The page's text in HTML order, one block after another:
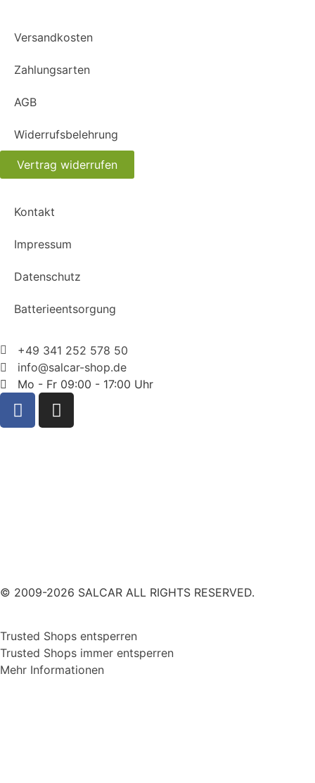
Versandkosten
Zahlungsarten
AGB
Widerrufsbelehrung
Vertrag widerrufen
Kontakt
Impressum
Datenschutz
Batterieentsorgung
+49 341 252 578 50
info@salcar-shop.de
Mo - Fr 09:00 - 17:00 Uhr
© 2009-2026 SALCAR ALL RIGHTS RESERVED.
Trusted Shops entsperren
Trusted Shops immer entsperren
Mehr Informationen